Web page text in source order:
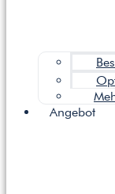
Angebot